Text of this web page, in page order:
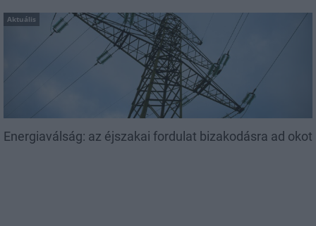
Aktuális
Energiaválság: az éjszakai fordulat bizakodásra ad okot